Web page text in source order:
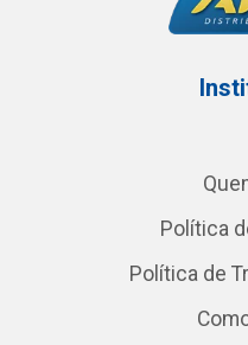
Política
Política de